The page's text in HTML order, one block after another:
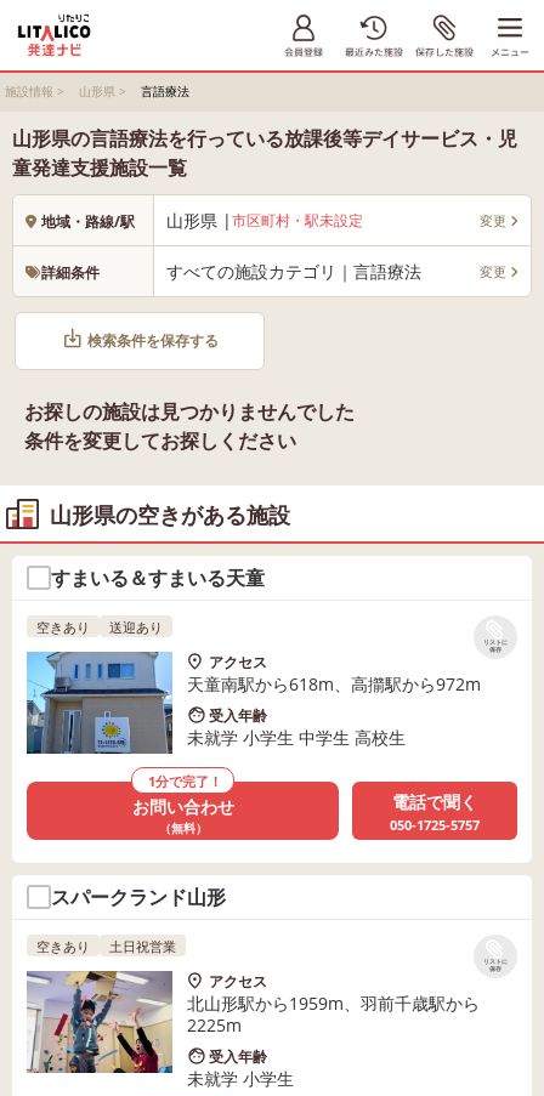
施設情報 > 山形県 > 言語療法
山形県の言語療法を行っている放課後等デイサービス・児
童発達支援施設一覧
地域・路線/駅 山形県 |市区町村・駅未設定 変更
詳細条件 すべての施設カテゴリ｜言語療法 変更
検索条件を保存する
お探しの施設は見つかりませんでした
条件を変更してお探しください
山形県の空きがある施設
すまいる＆すまいる天童
リストに
保存
空きあり 送迎あり
アクセス
天童南駅から618m、高擶駅から972m
受入年齢
未就学 小学生 中学生 高校生
1分で完了！
お問い合わせ
（無料）
電話で聞く
050-1725-5757
スパークランド山形
リストに
保存
空きあり 土日祝営業
アクセス
北山形駅から1959m、羽前千歳駅から
2225m
受入年齢
未就学 小学生